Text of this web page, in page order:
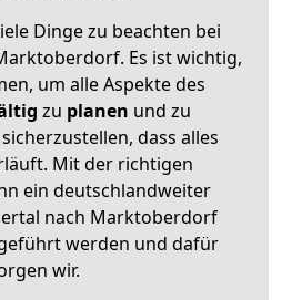
Dinge zu beachten bei
Es ist wichtig,
um alle Aspekte des
zu planen und zu
dass alles
Mit der richtigen
ein deutschlandweiter
nach Marktoberdorf
werden und dafür
wir.